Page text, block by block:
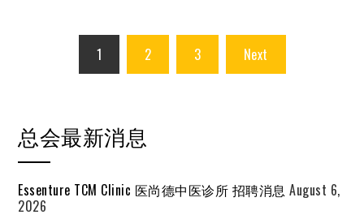
pagination
1 2 3 Next
总会最新消息
Essenture TCM Clinic 医尚德中医诊所 招聘消息 August 6,
2026